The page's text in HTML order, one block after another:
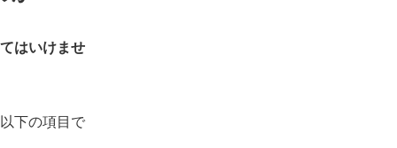
はいけませ
下の項目で